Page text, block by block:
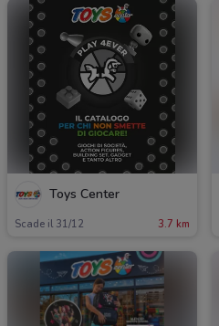
Toys Center
Scade il 31/12 3.7 km